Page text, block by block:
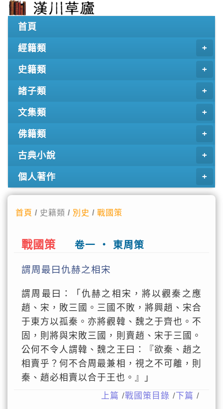
首頁
經籍類
史籍類
諸子類
文集類
佛籍類
古典小說
個人著作
首頁 / 史籍類 / 別史 /戰國策
戰國策 卷一 ‧ 東周策
謂周最曰仇赫之相宋
謂周最曰：「仇赫之相宋，將以觀秦之應
趙、宋，敗三國。三國不敗，將興趙、宋合
于東方以孤秦。亦將觀韓、魏之于齊也。不
固，則將與宋敗三國，則賣趙、宋于三國。
公何不令人謂韓、魏之王曰：『欲秦、趙之
相賣乎？何不合周最兼相，視之不可離，則
秦、趙必相賣以合于王也。』」
上篇 /戰國策目錄 /下篇 /